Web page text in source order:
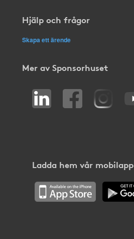
Hjälp och frågor
Skapa ett ärende
Mer av Sponsorhuset
Ladda hem vår mobilapp